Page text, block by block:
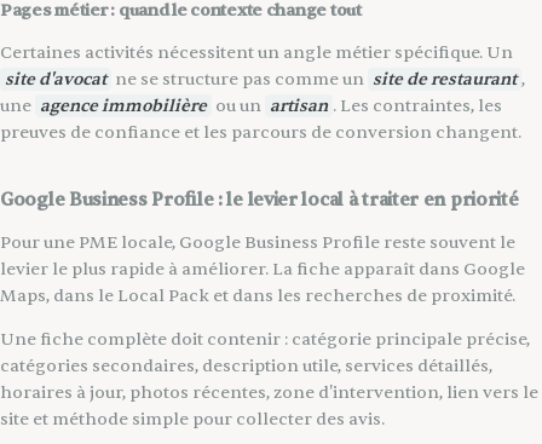
Pages métier : quand le contexte change tout
Certaines activités nécessitent un angle métier spécifique. Un
site d'avocat ne se structure pas comme un site de restaurant ,
une agence immobilière ou un artisan . Les contraintes, les
preuves de confiance et les parcours de conversion changent.
Google Business Profile : le levier local à traiter en priorité
Pour une PME locale, Google Business Profile reste souvent le
levier le plus rapide à améliorer. La fiche apparaît dans Google
Maps, dans le Local Pack et dans les recherches de proximité.
Une fiche complète doit contenir : catégorie principale précise,
catégories secondaires, description utile, services détaillés,
horaires à jour, photos récentes, zone d'intervention, lien vers le
site et méthode simple pour collecter des avis.